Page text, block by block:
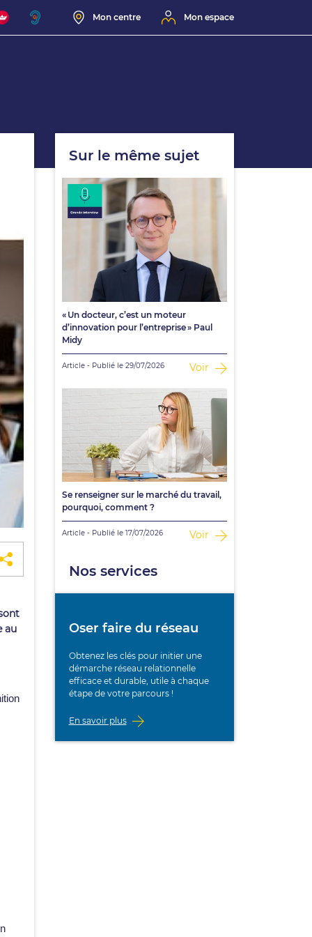
Mon centre Mon espace
au
Sur le même sujet
« Un docteur, c’est un moteur
d’innovation pour l’entreprise » Paul
Midy
Article - Publié le 29/07/2026 Voir
Se renseigner sur le marché du travail,
pourquoi, comment ?
Article - Publié le 17/07/2026 Voir
Nos services
Oser faire du réseau
Obtenez les clés pour initier une
démarche réseau relationnelle
efficace et durable, utile à chaque
étape de votre parcours !
En savoir plus